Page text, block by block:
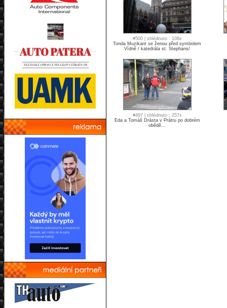
#500 | shlédnuto : 108x
Tonda Muzikant se ženou před symbolem
Vídně / katedrála st. Stephans/
#497 | shlédnuto : 257x
Eda a Tomáš Drásta v Prátru po dobrém
obědě...